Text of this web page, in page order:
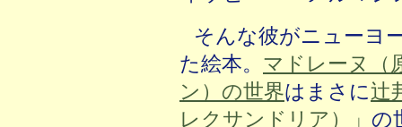
そんな彼がニューヨ
た絵本。 マドレーヌ（
ン）の世界はまさに辻
レクサンドリア）」 の